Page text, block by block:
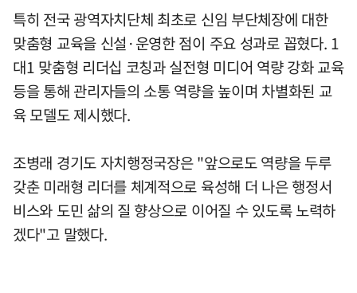
특히 전국 광역자치단체 최초로 신임 부단체장에 대한
맞춤형 교육을 신설·운영한 점이 주요 성과로 꼽혔다. 1
대1 맞춤형 리더십 코칭과 실전형 미디어 역량 강화 교육
등을 통해 관리자들의 소통 역량을 높이며 차별화된 교
육 모델도 제시했다.
조병래 경기도 자치행정국장은 "앞으로도 역량을 두루
갖춘 미래형 리더를 체계적으로 육성해 더 나은 행정서
비스와 도민 삶의 질 향상으로 이어질 수 있도록 노력하
겠다"고 말했다.